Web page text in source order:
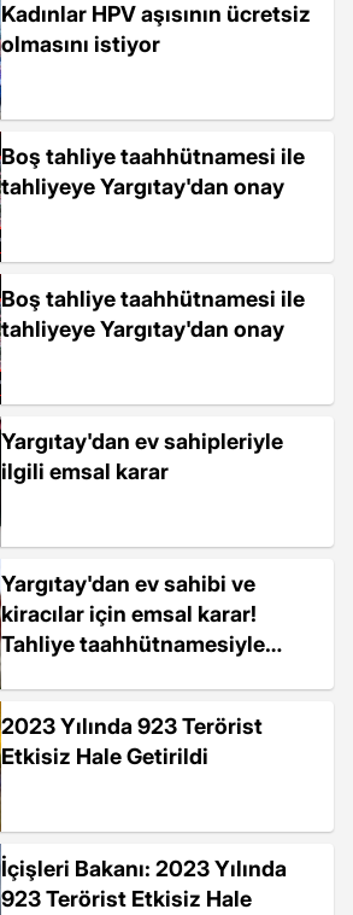
Kadınlar HPV aşısının ücretsiz
olmasını istiyor
Boş tahliye taahhütnamesi ile
tahliyeye Yargıtay'dan onay
Boş tahliye taahhütnamesi ile
tahliyeye Yargıtay'dan onay
Yargıtay'dan ev sahipleriyle
ilgili emsal karar
Yargıtay'dan ev sahibi ve
kiracılar için emsal karar!
Tahliye taahhütnamesiyle
2023 Yılında 923 Terörist
Etkisiz Hale Getirildi
İçişleri Bakanı: 2023 Yılında
923 Terörist Etkisiz Hale